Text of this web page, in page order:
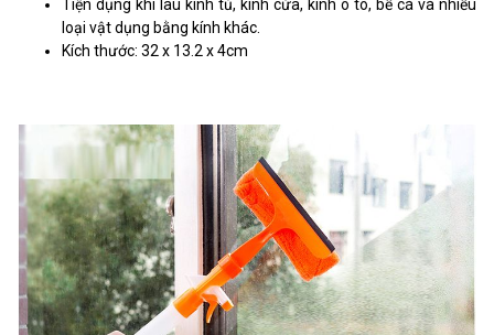
Tiện dụng khi lau kính tủ, kính cửa, kính ô tô, bể cá và nhiều
loại vật dụng bằng kính khác.
Kích thước: 32 x 13.2 x 4cm